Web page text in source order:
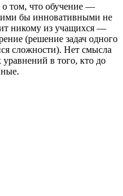
том, что обучение —
бы инновативными не
никому из учащихся —
(решение задач одного
сложности). Нет смысла
в того, кто до